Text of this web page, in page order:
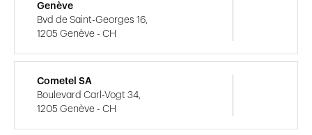
Genève
Bvd de Saint-Georges 16,
1205 Genève - CH
Cometel SA
Boulevard Carl-Vogt 34,
1205 Genève - CH